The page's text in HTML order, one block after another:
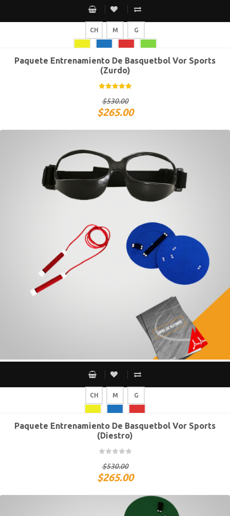
CH M G
Paquete Entrenamiento De Basquetbol Vor Sports
(Zurdo)
$530.00
$265.00
CH M G
Paquete Entrenamiento De Basquetbol Vor Sports
(Diestro)
$530.00
$265.00